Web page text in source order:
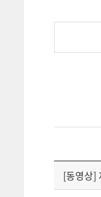
[동영상]